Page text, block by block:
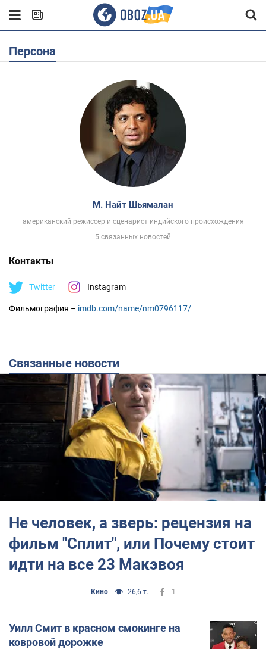
Персона
М. Найт Шьямалан
американский режиссер и сценарист индийского происхождения
5 связанных новостей
Контакты
Twitter Instagram
Фильмография – imdb.com/name/nm0796117/
Связанные новости
Не человек, а зверь: рецензия на
фильм "Сплит", или Почему стоит
идти на все 23 Макэвоя
Кино 26,6 т. 1
Уилл Смит в красном смокинге на
ковровой дорожке